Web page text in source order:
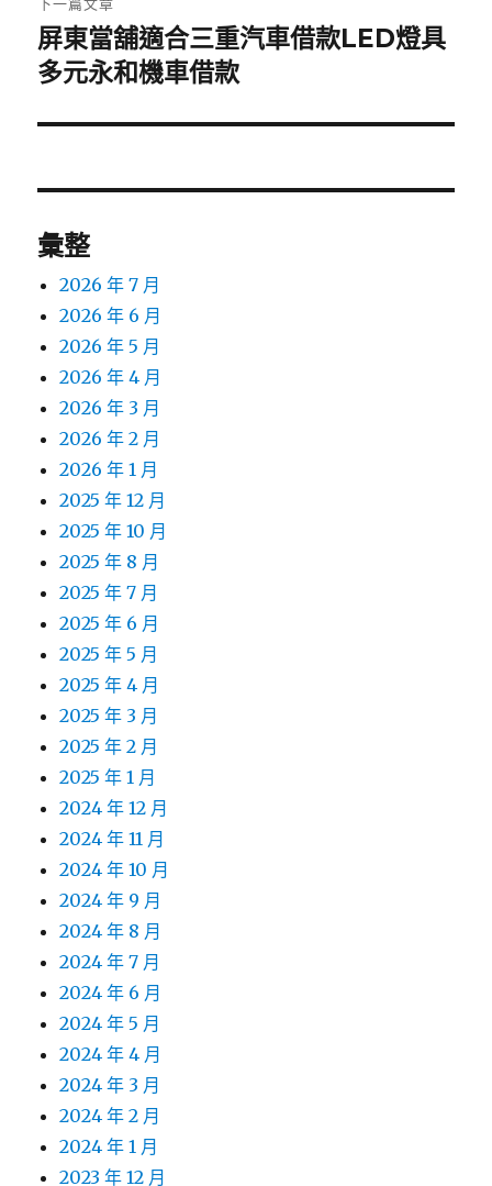
下
一
文
屏東當舖適合三重汽車借款LED燈具
多元永和機車借款
彙整
2026 年 7 月
2026 年 6 月
2026 年 5 月
2026 年 4 月
2026 年 3 月
2026 年 2 月
2026 年 1 月
2025 年 12 月
2025 年 10 月
2025 年 8 月
2025 年 7 月
2025 年 6 月
2025 年 5 月
2025 年 4 月
2025 年 3 月
2025 年 2 月
2025 年 1 月
2024 年 12 月
2024 年 11 月
2024 年 10 月
2024 年 9 月
2024 年 8 月
2024 年 7 月
2024 年 6 月
2024 年 5 月
2024 年 4 月
2024 年 3 月
2024 年 2 月
2024 年 1 月
2023 年 12 月